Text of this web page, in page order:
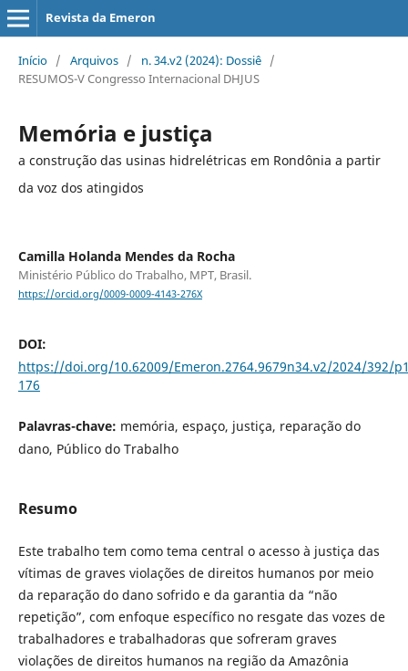
Revista da Emeron
Início / Arquivos / n. 34.v2 (2024): Dossiê /
RESUMOS-V Congresso Internacional DHJUS
Memória e justiça
a construção das usinas hidrelétricas em Rondônia a partir
da voz dos atingidos
Camilla Holanda Mendes da Rocha
Ministério Público do Trabalho, MPT, Brasil.
https://orcid.org/0009-0009-4143-276X
DOI:
https://doi.org/10.62009/Emeron.2764.9679n34.v2/2024/392/
176
Palavras-chave: memória, espaço, justiça, reparação do
dano, Público do Trabalho
Resumo
Este trabalho tem como tema central o acesso à justiça das
vítimas de graves violações de direitos humanos por meio
da reparação do dano sofrido e da garantia da “não
repetição”, com enfoque específico no resgate das vozes de
trabalhadores e trabalhadoras que sofreram graves
violações de direitos humanos na região da Amazônia